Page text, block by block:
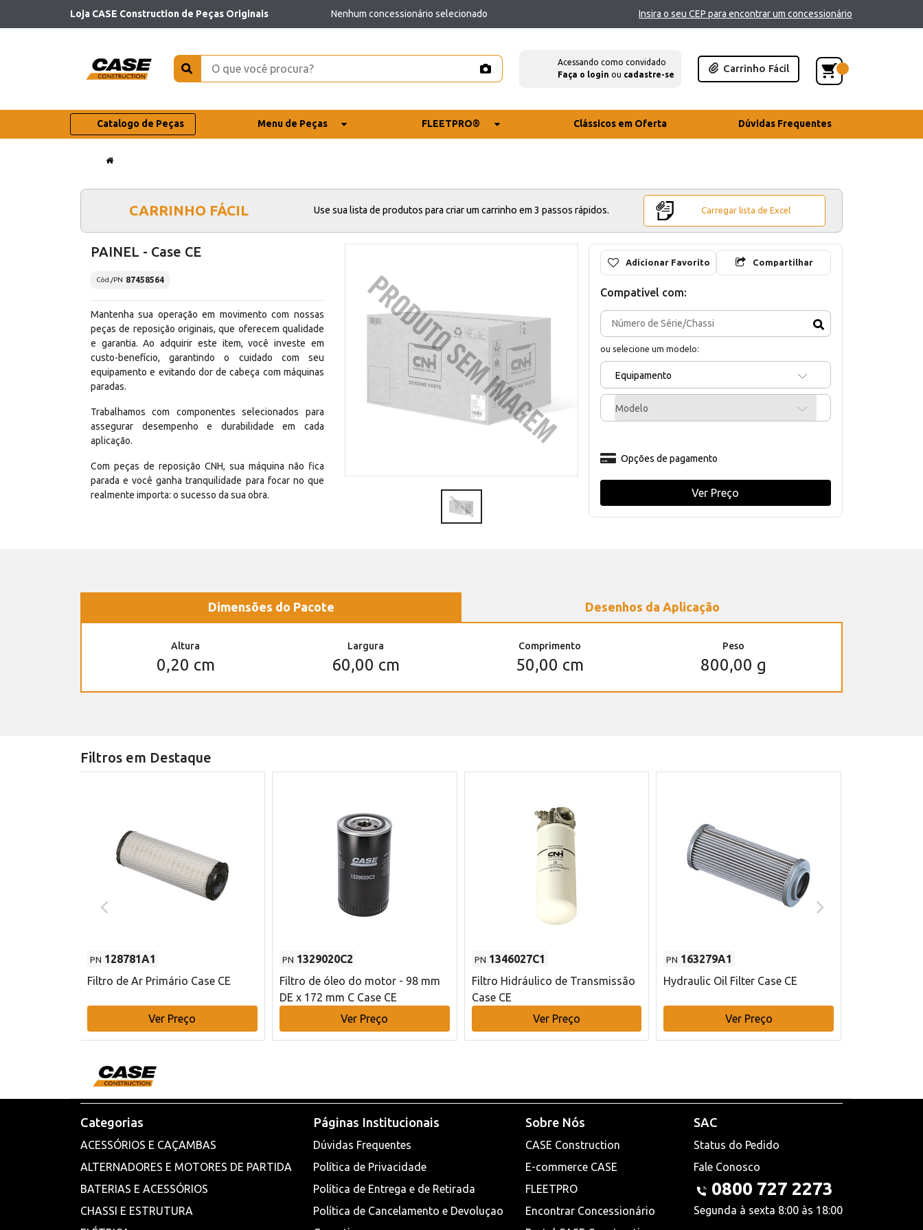
Loja CASE Construction de Peças Originais Nenhum concessionário selecionado Insira o seu CEP para encontrar um concessionário
Acessando como convidado
Faça o login ou cadastre-se
Carrinho Fácil
Catalogo de Peças Menu de Peças FLEETPRO® Clássicos em Oferta Dúvidas Frequentes
CARRINHO FÁCIL Use sua lista de produtos para criar um carrinho em 3 passos rápidos. Carregar lista de Excel
PAINEL - Case CE
Cód./PN 87458564
Mantenha sua operação em movimento com nossas
peças de reposição originais, que oferecem qualidade
e garantia. Ao adquirir este item, você investe em
custo-benefício, garantindo o cuidado com seu
equipamento e evitando dor de cabeça com máquinas
paradas.
Trabalhamos com componentes selecionados para
assegurar desempenho e durabilidade em cada
aplicação.
Com peças de reposição CNH, sua máquina não fica
parada e você ganha tranquilidade para focar no que
realmente importa: o sucesso da sua obra.
Adicionar Favorito Compartilhar
Compativel com:
ou selecione um modelo:
Equipamento
Modelo
Opções de pagamento
Ver Preço
Dimensões do Pacote Desenhos da Aplicação
Altura
0,20 cm
Largura
60,00 cm
Comprimento
50,00 cm
Peso
800,00 g
Filtros em Destaque
PN 128781A1
Filtro de Ar Primário Case CE
Ver Preço
PN 1329020C2
Filtro de óleo do motor - 98 mm
DE x 172 mm C Case CE
Ver Preço
PN 1346027C1
Filtro Hidráulico de Transmissão
Case CE
Ver Preço
PN 163279A1
Hydraulic Oil Filter Case CE
Ver Preço
Categorias
ACESSÓRIOS E CAÇAMBAS
ALTERNADORES E MOTORES DE PARTIDA
BATERIAS E ACESSÓRIOS
CHASSI E ESTRUTURA
Páginas Institucionais
Dúvidas Frequentes
Política de Privacidade
Política de Entrega e de Retirada
Política de Cancelamento e Devoluçao
Sobre Nós
CASE Construction
E-commerce CASE
FLEETPRO
Encontrar Concessionário
SAC
Status do Pedido
Fale Conosco
0800 727 2273
Segunda à sexta 8:00 às 18:00